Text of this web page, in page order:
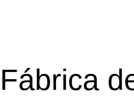
Fábrica